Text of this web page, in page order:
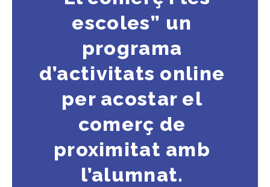
escoles” un
programa
d’activitats online
per acostar el
comerç de
proximitat amb
l’alumnat.